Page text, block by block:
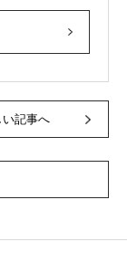
い記事へ